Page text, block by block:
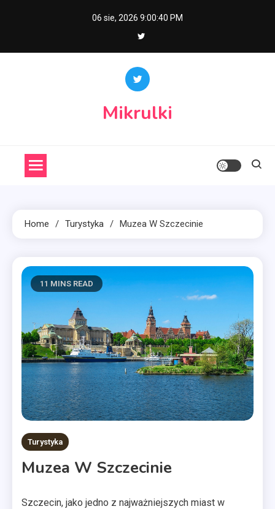
06 sie, 2026 9:00:41 PM
Mikrulki
Home Turystyka Muzea W Szczecinie
11 MINS READ
Turystyka
Muzea W Szczecinie
Szczecin, jako jedno z najważniejszych miast w